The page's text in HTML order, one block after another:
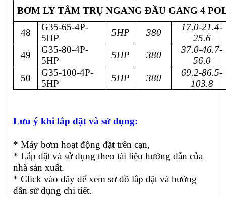
BƠM LY TÂM TRỤ NGANG ĐẦU GANG 4
48
G35-65-4P-
5HP
5HP 380
17.0-21.4-
25.6
49
G35-80-4P-
5HP
5HP 380
37.0-46.7-
56.0
50
G35-100-4P-
5HP
5HP 380
69.2-86.5-
103.8
Lưu ý khi lắp đặt và sử dụng:
* Máy bơm hoạt động đặt trên cạn,
* Lắp đặt và sử dụng theo tài liệu hướng dẫn của
nhà sản xuất.
* Click vào đây để xem sơ đồ lắp đặt và hướng
dẫn sử dụng chi tiết.